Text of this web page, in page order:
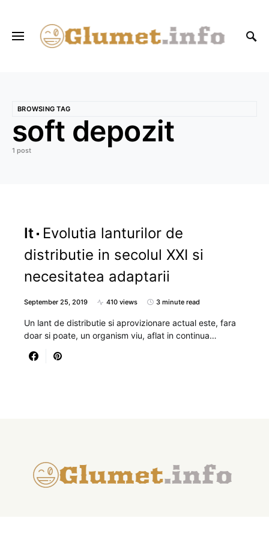
BROWSING TAG
soft depozit
1 post
It
Evolutia lanturilor de
distributie in secolul XXI si
necesitatea adaptarii
September 25, 2019 410 views 3 minute read
Un lant de distributie si aprovizionare actual este, fara
doar si poate, un organism viu, aflat in continua…